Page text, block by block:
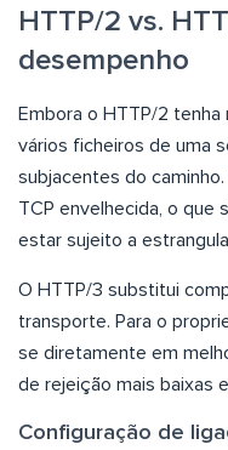
HTTP/2 vs.
desempenho
Embora o HTTP/2
vários ficheiros de uma
subjacentes do
TCP envelhecida, o que
estar sujeito a
O HTTP/3 substitui
transporte. Para o
se diretamente em
de rejeição mais baixas
Configuração de